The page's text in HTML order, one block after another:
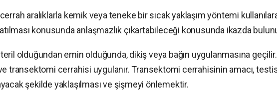
cerrah aralıklarla kemik veya teneke bir sıcak yaklaşım yöntemi
konusunda anlaşmazlık çıkartabileceği konusunda ikazda
olduğundan emin olduğunda, dikiş veya bağın uygulanmasına geçilir.
transektomi cerrahisi uygulanır. Transektomi cerrahisinin amacı,
şekilde yaklaşılması ve şişmeyi önlemektir.